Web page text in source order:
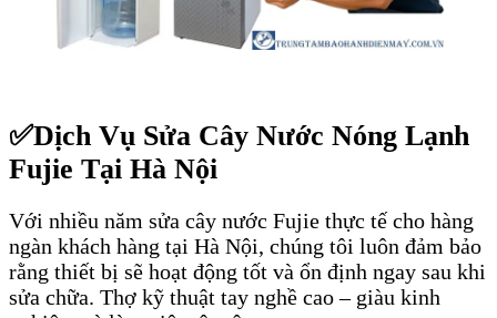
✅Dịch Vụ Sửa Cây Nước Nóng Lạnh
Fujie Tại Hà Nội
Với nhiều năm sửa cây nước Fujie thực tế cho hàng
ngàn khách hàng tại Hà Nội, chúng tôi luôn đảm bảo
rằng thiết bị sẽ hoạt động tốt và ổn định ngay sau khi
sửa chữa. Thợ kỹ thuật tay nghề cao – giàu kinh